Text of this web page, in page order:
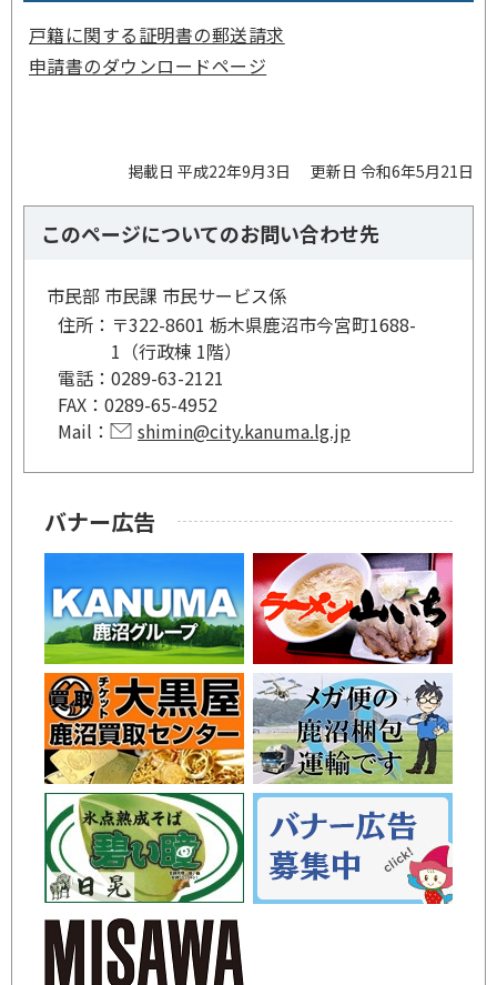
戸籍に関する証明書の郵送請求
申請書のダウンロードページ
掲載日 平成22年9月3日 更新日 令和6年5月21日
このページについてのお問い合わせ先
市民部 市民課 市民サービス係
住所： 〒322-8601 栃木県鹿沼市今宮町1688-
1（行政棟 1階）
電話： 0289-63-2121
FAX： 0289-65-4952
Mail：
shimin@city.kanuma.lg.jp
バナー広告